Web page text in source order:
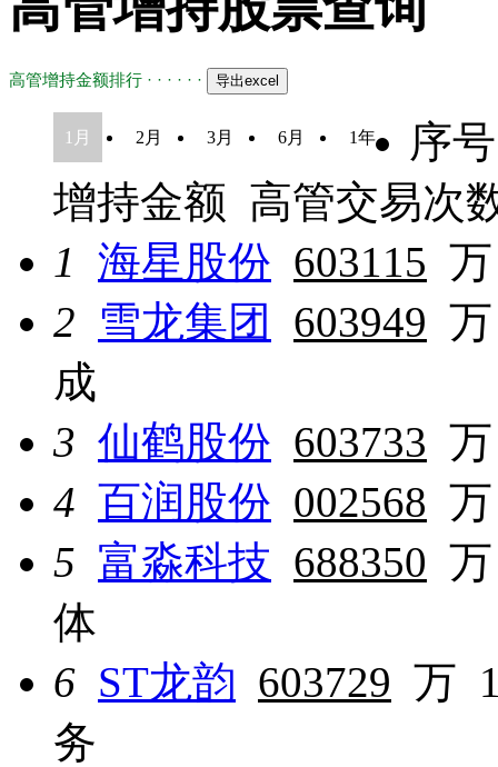
高管增持金额排行 · · · · · ·
1月 2月 3月 6月 1年
序号
增持金额 高管交易次
1 海星股份 603115 万
2 雪龙集团 603949 万
成
3 仙鹤股份 603733 万
4 百润股份 002568 万
5 富淼科技 688350 万
体
6 ST龙韵 603729 万
务